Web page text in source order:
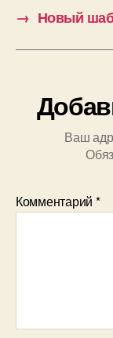
→ Новый
Ваш
Комментарий *